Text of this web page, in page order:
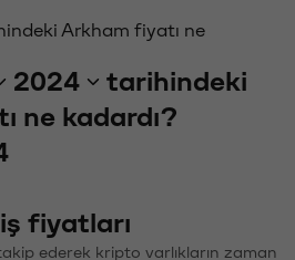
Arkham fiyatı ne
2024
tarihindeki
ne kadardı?
fiyatları
ederek kripto varlıkların zaman